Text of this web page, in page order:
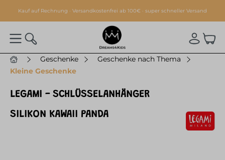
springen
Kauf auf Rechnung · Versandkostenfrei ab 100€ · super schneller Versand
Geschenke
Geschenke nach Thema
Kleine Geschenke
LEGAMI - SCHLÜSSELANHÄNGER
SILIKON KAWAII PANDA